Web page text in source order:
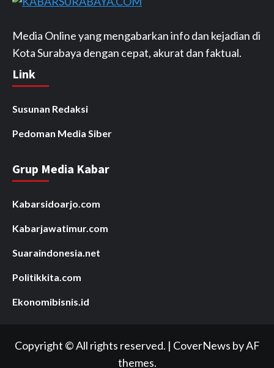
Media Online yang mengabarkan info dan kejadian di
Kota Surabaya dengan cepat, akurat dan faktual.
Link
Susunan Redaksi
Pedoman Media Siber
Grup Media Kabar
Kabarsidoarjo.com
Kabarjawatimur.com
Suaraindonesia.net
Politikkita.com
Ekonomibisnis.id
Copyright © All rights reserved. | CoverNews by AF
themes.